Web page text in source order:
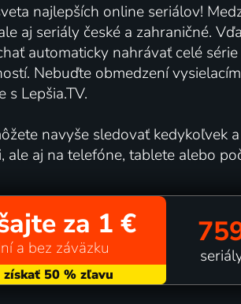
najlepších online seriálov!
aj seriály české a zahraničné.
automaticky nahrávať celé
Nebuďte obmedzení
s Lepšia.TV.
navyše sledovať kedykoľvek
ale aj na telefóne, tablete alebo
za 1 €
a bez záväzku